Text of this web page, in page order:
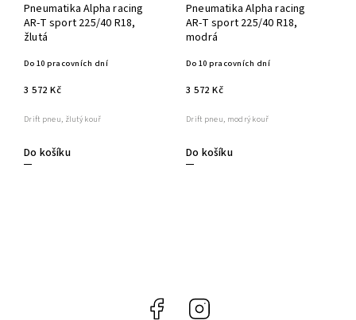
Pneumatika Alpha racing
AR-T sport 225/40 R18,
žlutá
Do 10 pracovních dní
3 572 Kč
Do košíku
Drift pneu, žlutý kouř
Pneumatika Alpha racing
AR-T sport 225/40 R18,
modrá
Do 10 pracovních dní
3 572 Kč
Do košíku
Drift pneu, modrý kouř
Facebook